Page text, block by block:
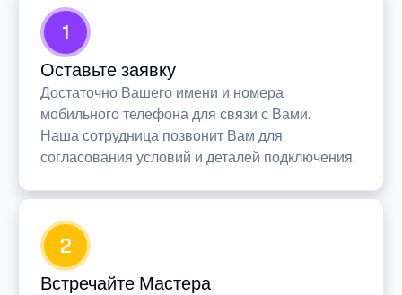
1
Оставьте заявку
Достаточно Вашего имени и номера
мобильного телефона для связи с Вами.
Наша сотрудница позвонит Вам для
согласования условий и деталей подключения.
2
Встречайте Мастера